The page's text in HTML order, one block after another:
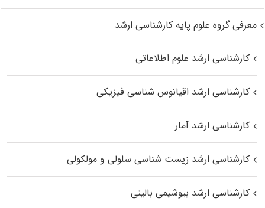
معرفی گروه علوم پایه کارشناسی ارشد
کارشناسی ارشد علوم اطلاعاتی
کارشناسی ارشد اقیانوس‌ شناسی فیزیکی
کارشناسی ارشد آمار
کارشناسی ارشد زیست شناسی سلولی و مولکولی
کارشناسی ارشد بیوشیمی بالینی